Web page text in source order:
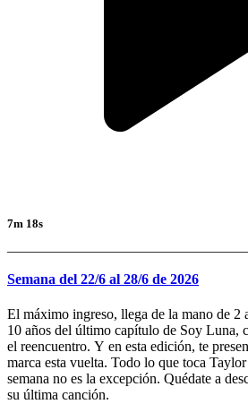
7m 18s
Semana del 22/6 al 28/6 de 2026
El máximo ingreso, llega de la mano de 2
10 años del último capítulo de Soy Luna,
el reencuentro. Y en esta edición, te
marca esta vuelta. Todo lo que toca
semana no es la excepción. Quédate a
su última canción.